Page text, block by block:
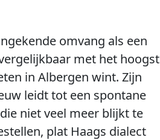
omvang als een
met het hoogst
in Albergen wint. Zijn
leidt tot een spontane
niet veel meer blijkt te
plat Haags dialect